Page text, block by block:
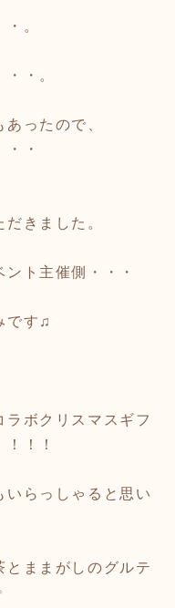
。
・。
ったので、
・
きました。
ト主催側・・・
です♫
ボクリスマスギフ
！！
いらっしゃると思い
とままがしのグルテ